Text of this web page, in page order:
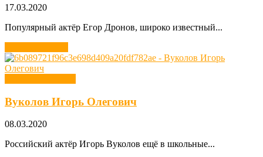
17.03.2020
Популярный актёр Егор Дронов, широко известный...
Вуколов Игорь Олегович
08.03.2020
Российский актёр Игорь Вуколов ещё в школьные...